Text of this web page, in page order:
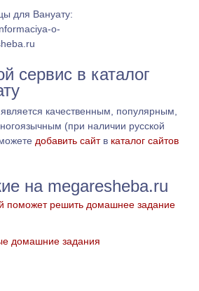
для Вануату:
o-
сервис в каталог
качественным, популярным,
(при наличии русской
добавить сайтв каталог сайтов
на megaresheba.ru
поможет решить домашнее задание
домашние задания